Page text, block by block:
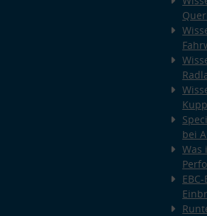
bei
Was